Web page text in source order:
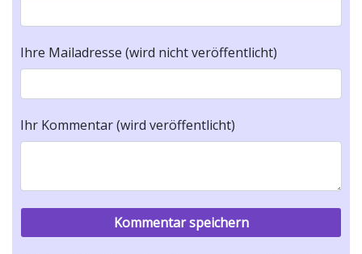
Ihre Mailadresse (wird nicht veröffentlicht)
Ihr Kommentar (wird veröffentlicht)